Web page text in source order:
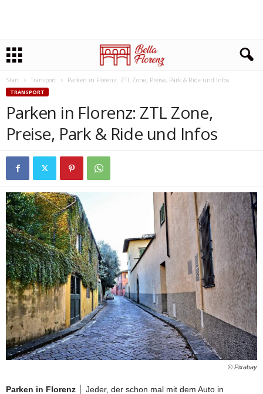
Start Transport Parken in Florenz: ZTL Zone, Preise, Park & Ride und Infos
TRANSPORT
Parken in Florenz: ZTL Zone,
Preise, Park & Ride und Infos
© Pixabay
Parken in Florenz
│ Jeder, der schon mal mit dem Auto in